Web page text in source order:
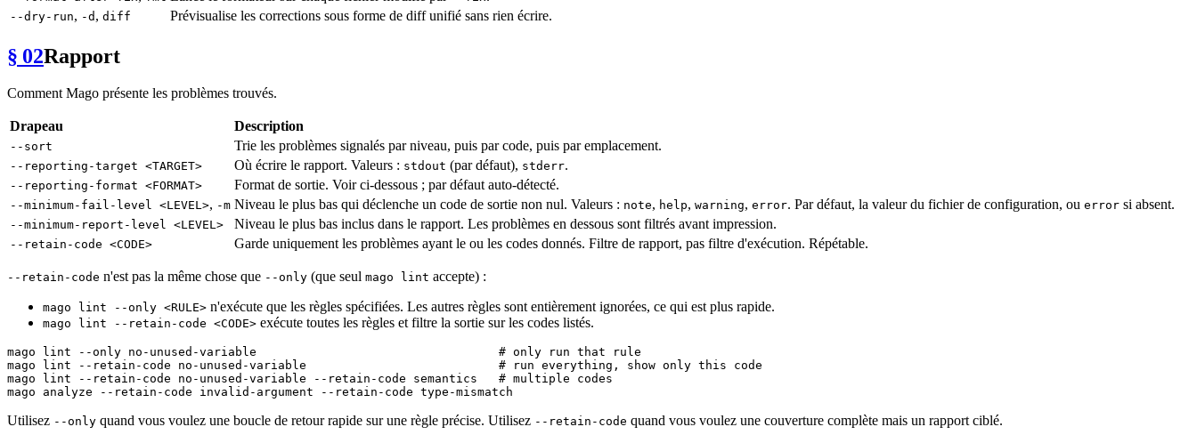
--dry-run, -d , diff Prévisualise les corrections sous forme de diff unifié sans rien écrire.
§ 02Rapport
Comment Mago présente les problèmes trouvés.
Drapeau Description
--sort Trie les problèmes signalés par niveau, puis par code, puis par emplacement.
--reporting-target <TARGET> Où écrire le rapport. Valeurs : stdout (par défaut), stderr.
--reporting-format <FORMAT> Format de sortie. Voir ci-dessous ; par défaut auto-détecté.
--minimum-fail-level <LEVEL>, -m Niveau le plus bas qui déclenche un code de sortie non nul. Valeurs : note, help, warning, error. Par défaut, la valeur du fichier de configuration, ou error si absent.
--minimum-report-level <LEVEL> Niveau le plus bas inclus dans le rapport. Les problèmes en dessous sont filtrés avant impression.
--retain-code <CODE> Garde uniquement les problèmes ayant le ou les codes donnés. Filtre de rapport, pas filtre d'exécution. Répétable.
--retain-code n'est pas la même chose que --only (que seul mago lint accepte) :
mago lint --only <RULE> n'exécute que les règles spécifiées. Les autres règles sont entièrement ignorées, ce qui est plus rapide.
mago lint --retain-code <CODE> exécute toutes les règles et filtre la sortie sur les codes listés.
mago lint --only no-unused-variable # only run that rule
mago lint --retain-code no-unused-variable # run everything, show only this code
mago lint --retain-code no-unused-variable --retain-code semantics # multiple codes
Utilisez --only quand vous voulez une boucle de retour rapide sur une règle précise. Utilisez --retain-code quand vous voulez une couverture complète mais un rapport ciblé.